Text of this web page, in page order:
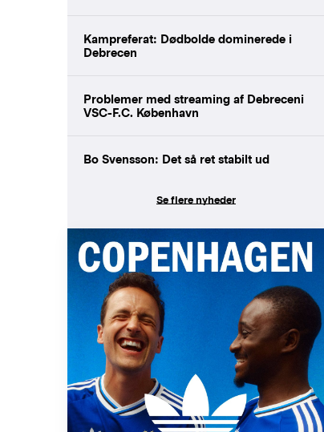
Kampreferat: Dødbolde dominerede i
Debrecen
Problemer med streaming af Debreceni
VSC-F.C. København
Bo Svensson: Det så ret stabilt ud
Se flere nyheder